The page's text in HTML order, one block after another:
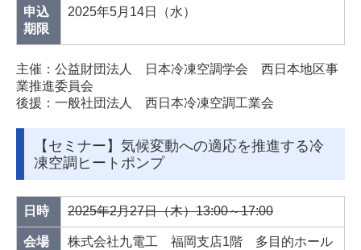
申込
期限
2025年5月14日（水）
主催：公益財団法人 日本冷凍空調学会 西日本地区事
業推進委員会
後援：一般社団法人 西日本冷凍空調工業会
【セミナー】気候変動への適応を推進する冷
凍空調ヒートポンプ
日時 2025年2月27日（木）13:00～17:00
会場
株式会社九電工 福岡支店1階 多目的ホール